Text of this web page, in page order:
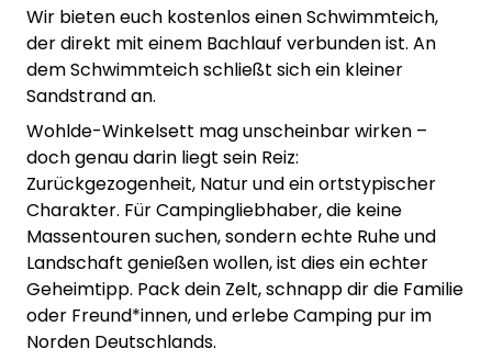
Wir bieten euch kostenlos einen Schwimmteich,
der direkt mit einem Bachlauf verbunden ist. An
dem Schwimmteich schließt sich ein kleiner
Sandstrand an.
Wohlde-Winkelsett mag unscheinbar wirken –
doch genau darin liegt sein Reiz:
Zurückgezogenheit, Natur und ein ortstypischer
Charakter. Für Campingliebhaber, die keine
Massentouren suchen, sondern echte Ruhe und
Landschaft genießen wollen, ist dies ein echter
Geheimtipp. Pack dein Zelt, schnapp dir die Familie
oder Freund*innen, und erlebe Camping pur im
Norden Deutschlands.